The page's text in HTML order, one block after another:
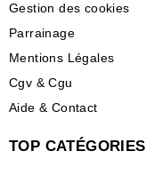
Gestion des cookies
Parrainage
Mentions Légales
Cgv & Cgu
Aide & Contact
TOP CATÉGORIES